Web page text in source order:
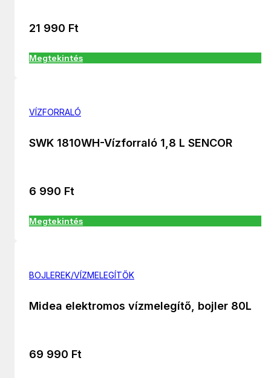
21 990 Ft
Megtekintés
VÍZFORRALÓ
SWK 1810WH-Vízforraló 1,8 L SENCOR
6 990 Ft
Megtekintés
BOJLEREK/VÍZMELEGÍTŐK
Midea elektromos vízmelegítő, bojler 80L
69 990 Ft